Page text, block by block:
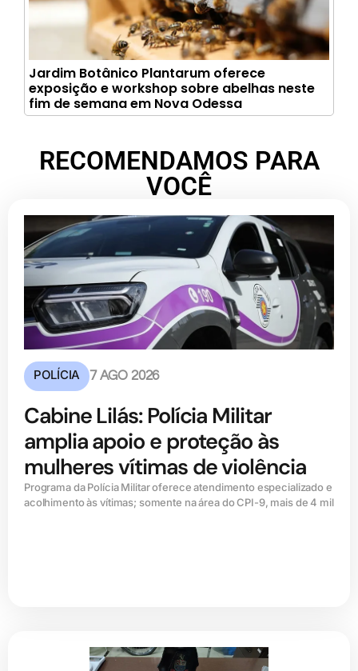
Jardim Botânico Plantarum oferece
exposição e workshop sobre abelhas neste
fim de semana em Nova Odessa
RECOMENDAMOS PARA
VOCÊ
POLÍCIA 7 AGO 2026
Cabine Lilás: Polícia Militar
amplia apoio e proteção às
mulheres vítimas de violência
Programa da Polícia Militar oferece atendimento especializado e
acolhimento às vítimas; somente na área do CPI-9, mais de 4 mil